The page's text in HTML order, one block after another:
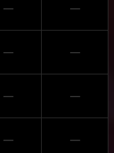
─ ─
─ ─
─ ─
─ ─